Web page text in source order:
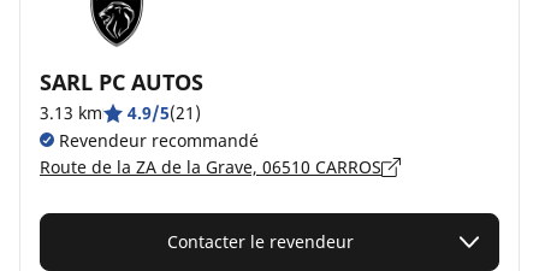
SARL PC AUTOS
3.13 km 4.9/5(21)
Revendeur recommandé
Route de la ZA de la Grave, 06510 CARROS
Contacter le revendeur